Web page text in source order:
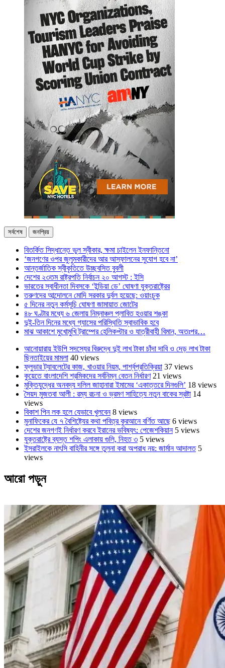
সর্বশেষ জনপ্রিয়
বিতর্কিত সিদ্ধান্তে ভুল স্বীকার, ক্ষমা চাইলেন ইনফান্তিনো
‘জনগণের ওপর জুলুমকারীদের আর আস্ফালনের সুযোগ হবে না’
আন্তর্জাতিক স্বীকৃতিতে উচ্ছ্বসিত বুবলী
দেশের ২৩তম রাষ্ট্রপতি নির্বাচন ২০ আগস্ট : ইসি
ভারতের স্বাধীনতা দিবসকে ‘ইন্ডিয়া ডে’ ঘোষণা যুক্তরাষ্ট্রের
তরুণদের আন্দোলনে মোদি সরকার দুর্বল হয়েছে: ওয়াংচুক
৫ দিনের নতুন কর্মসূচি ঘোষণা জামায়াত জোটের
৪৮ ঘণ্টার মধ্যে ৬ জেলায় নিম্নাঞ্চল প্লাবিত হওয়ার শঙ্কা
দুই-তিন দিনের মধ্যে গ্যাসের পরিস্থিতি স্বাভাবিক হবে
মাঝ আকাশে মুখোমুখি ট্রাম্পের হেলিকপ্টার ও যাত্রীবাহী বিমান, অতঃপর…
আনোয়ারায় ইউপি সদস্যের বিরুদ্ধে দুই লাখ টাকা চাঁদা দাবি ও দেড় লাখ টাকা
ছিনতাইয়ের মামলা 40 views
ফ্লুভার ট্যাবলেটের কাজ, খাওয়ার নিয়ম, পার্শ্বপ্রতিক্রিয়া 37 views
কুয়েতে বাংলাদেশি শ্রমিকদের সর্বনিম্ন বেতন নির্ধারণ 21 views
মুক্তিযুদ্ধের অনবদ্য দলিল জাহানারা ইমামের ‘একাত্তরে দিনগুলি’ 18 views
সৈয়দ মুজতবা আলী : রম্য রচনা ও ভ্রমণ সাহিত্যে নতুন বাকের স্রষ্টা 14
views
বিকাশ পিন লক হলে যেভাবে খুলবেন 8 views
মুনাফিকের যে ৭ বৈশিষ্ট্যের কথা পবিত্র কুরআনে বর্ণিত আছে 6 views
দেশের জনগণই নির্ধারণ করবে ইরানের ভবিষ্যৎ: পেজেশকিয়ান 5 views
যুক্তরাষ্ট্রে ব্যস্ত শপিং এলাকায় গুলি, নিহত ৩ 5 views
ইসরাইলকে নাৎসি বাহিনীর সঙ্গে তুলনা করা অপরাধ নয়: জার্মান আদালত 5
views
আরো পড়ুন